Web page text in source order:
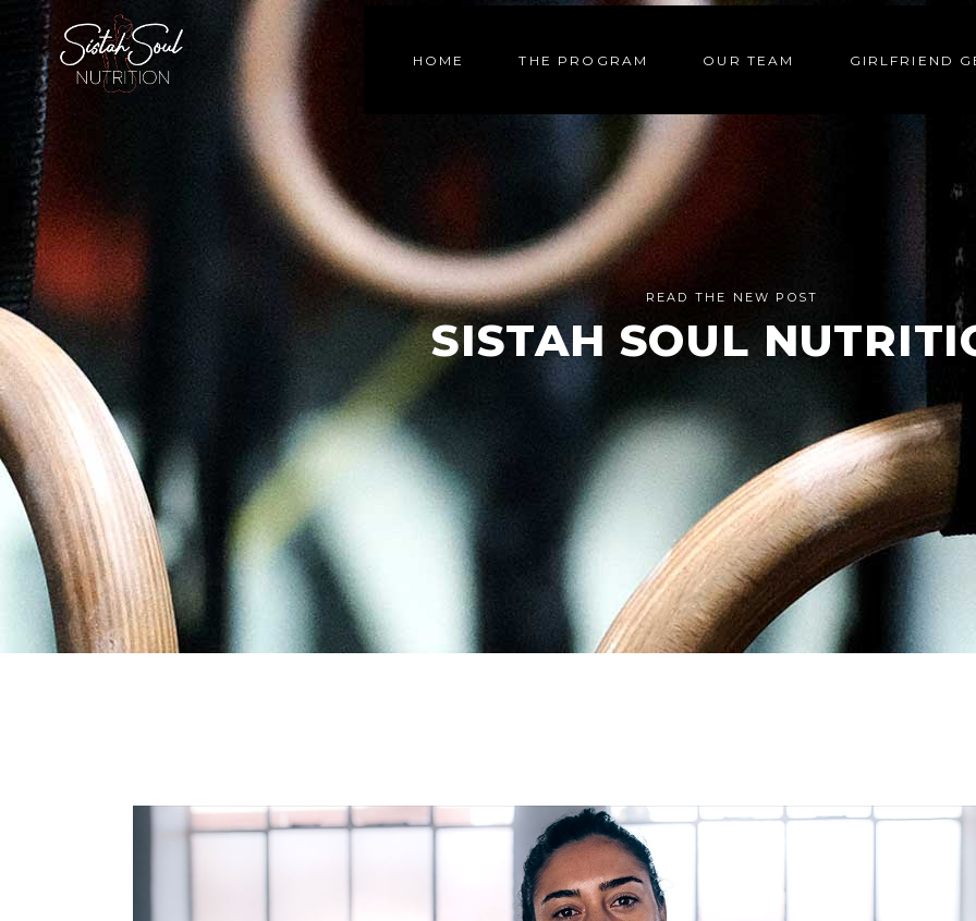
HOME THE PROGRAM OUR TEAM GIRLFRIEND
READ THE NEW POST
SISTAH SOUL